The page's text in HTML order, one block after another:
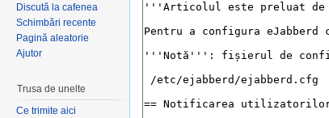
Discută la cafenea
Schimbări recente
Pagină aleatorie
Ajutor
Trusa de unelte
Ce trimite aici